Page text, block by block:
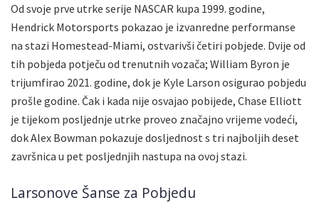
Od svoje prve utrke serije NASCAR kupa 1999. godine,
Hendrick Motorsports pokazao je izvanredne performanse
na stazi Homestead-Miami, ostvarivši četiri pobjede. Dvije od
tih pobjeda potječu od trenutnih vozača; William Byron je
trijumfirao 2021. godine, dok je Kyle Larson osigurao pobjedu
prošle godine. Čak i kada nije osvajao pobijede, Chase Elliott
je tijekom posljednje utrke proveo značajno vrijeme vodeći,
dok Alex Bowman pokazuje dosljednost s tri najboljih deset
završnica u pet posljednjih nastupa na ovoj stazi.
Larsonove Šanse za Pobjedu